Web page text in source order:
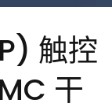
触控
干